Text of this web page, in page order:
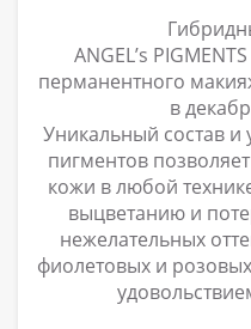
ANGEL’s
перманентного
в
Уникальный состав
пигментов
кожи в любой
выцветанию и
нежелательных
фиолетовых и